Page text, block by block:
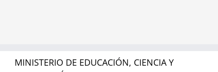
MINISTERIO DE EDUCACIÓN, CIENCIA Y